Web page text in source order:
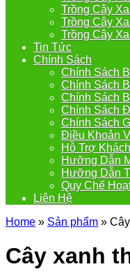
Trồng Cây
Trồng Cây
Trồng Cây
Tin Tức
Chính Sách
Chính Sách
Chính Sách
Chính Sách
Chính Sách
Chính Sách
Điều Khoản
Hỗ Trợ
Hưỡng Dẫn
Hưỡng Dẫn
Quy Chế
Liên Hệ
Home » Sản phẩm »
Cây xanh